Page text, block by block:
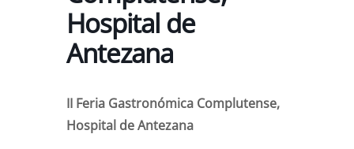
Hospital de
Antezana
II Feria Gastronómica Complutense,
Hospital de Antezana